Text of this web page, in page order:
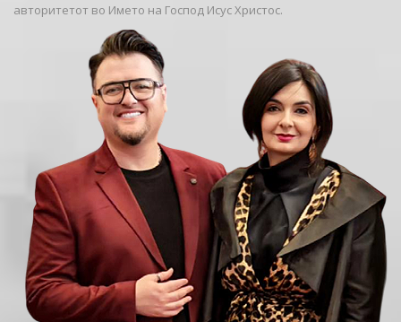
авторитетот во Името на Господ Исус Христос.